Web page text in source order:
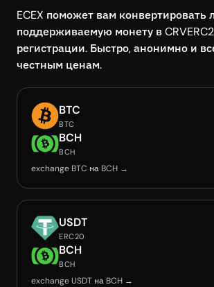
ECEX поможет вам конвертировать
поддерживаемую монету в
регистрации. Быстро, анонимно и
честным ценам.
BTC
BTC
BCH
BCH
exchange BTC на BCH →
USDT
ERC20
BCH
BCH
exchange USDT на BCH →